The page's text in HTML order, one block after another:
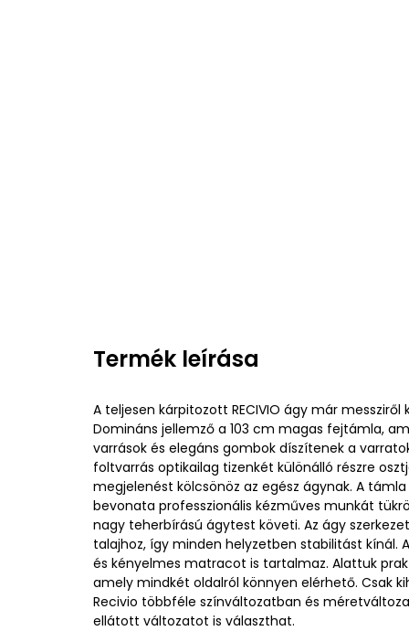
Termék leírása
A teljesen kárpitozott RECIVIO ágy már
Domináns jellemző a 103 cm magas fejtámla,
varrások és elegáns gombok díszítenek a
foltvarrás optikailag tizenkét különálló részre
megjelenést kölcsönöz az egész ágynak. A
bevonata professzionális kézműves munkát
nagy teherbírású ágytest követi. Az ágy
talajhoz, így minden helyzetben stabilitást kínál.
és kényelmes matracot is tartalmaz. Alattuk
amely mindkét oldalról könnyen elérhető. Csak
Recivio többféle színváltozatban és
ellátott változatot is választhat.